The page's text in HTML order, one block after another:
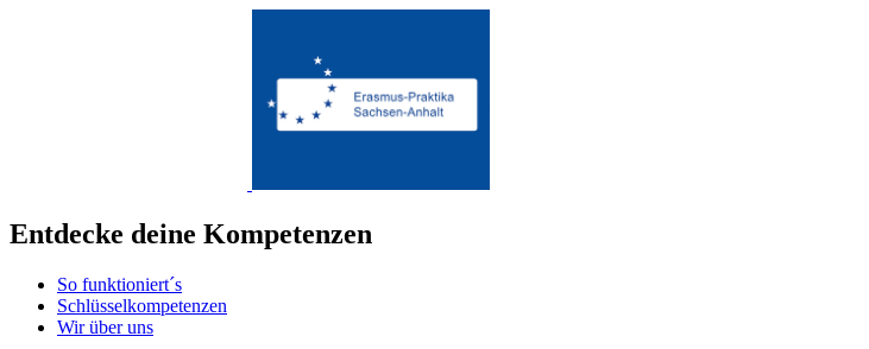
Entdecke deine Kompetenzen
So funktioniert´s
Schlüsselkompetenzen
Wir über uns